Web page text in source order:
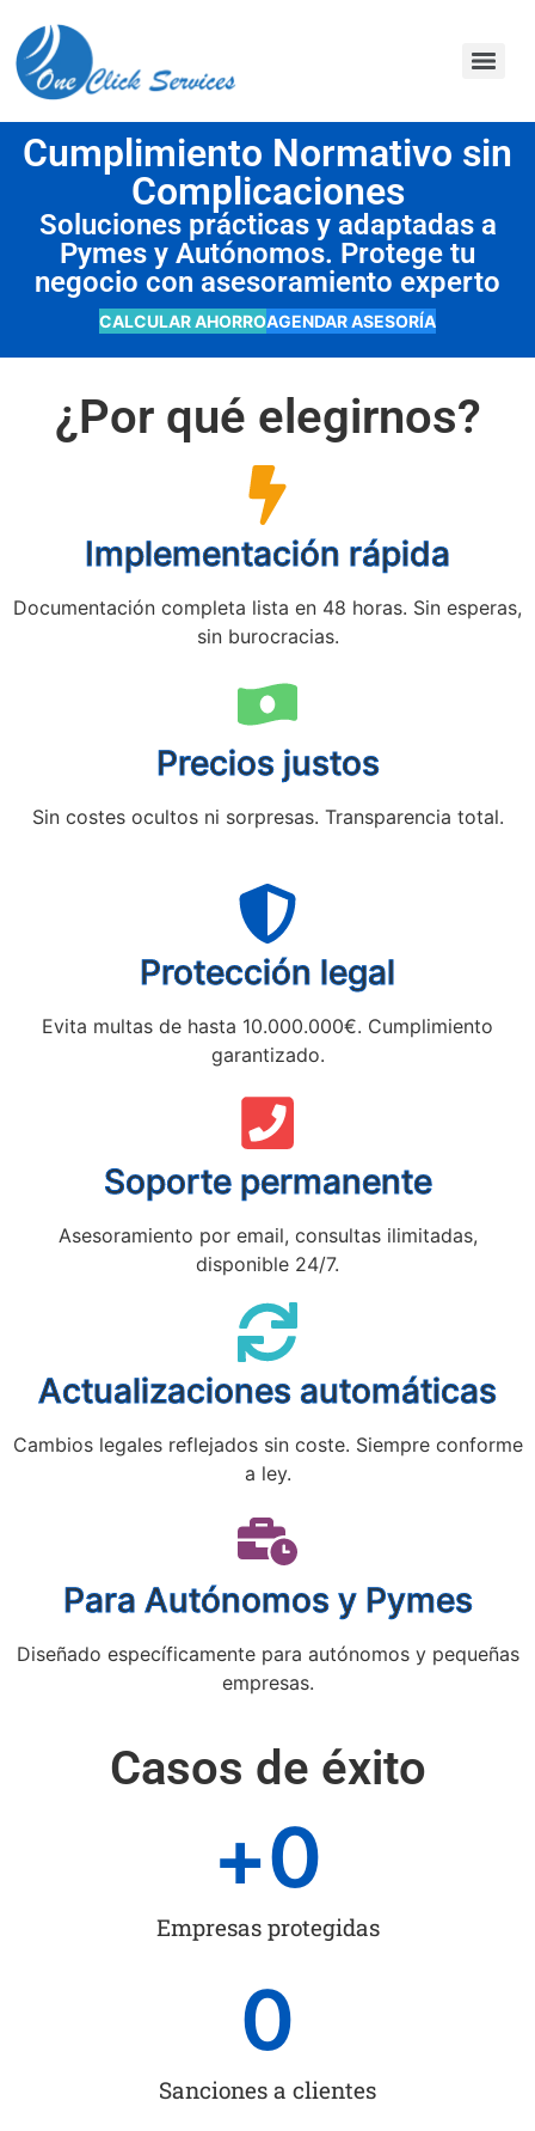
Cumplimiento Normativo sin
Complicaciones
Soluciones prácticas y adaptadas a
Pymes y Autónomos. Protege tu
negocio con asesoramiento experto
CALCULAR AHORROAGENDAR ASESORÍA
¿Por qué elegirnos?
Implementación rápida
Documentación completa lista en 48 horas. Sin esperas,
sin burocracias.
Precios justos
Sin costes ocultos ni sorpresas. Transparencia total.
Protección legal
Evita multas de hasta 10.000.000€. Cumplimiento
garantizado.
Soporte permanente
Asesoramiento por email, consultas ilimitadas,
disponible 24/7.
Actualizaciones automáticas
Cambios legales reflejados sin coste. Siempre conforme
a ley.
Para Autónomos y Pymes
Diseñado específicamente para autónomos y pequeñas
empresas.
Casos de éxito
Empresas protegidas
+0
Sanciones a clientes
0